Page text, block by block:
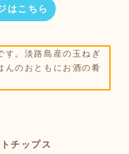
はこちら
す。淡路島産の玉ねぎ
んのおともにお酒の肴
チップス